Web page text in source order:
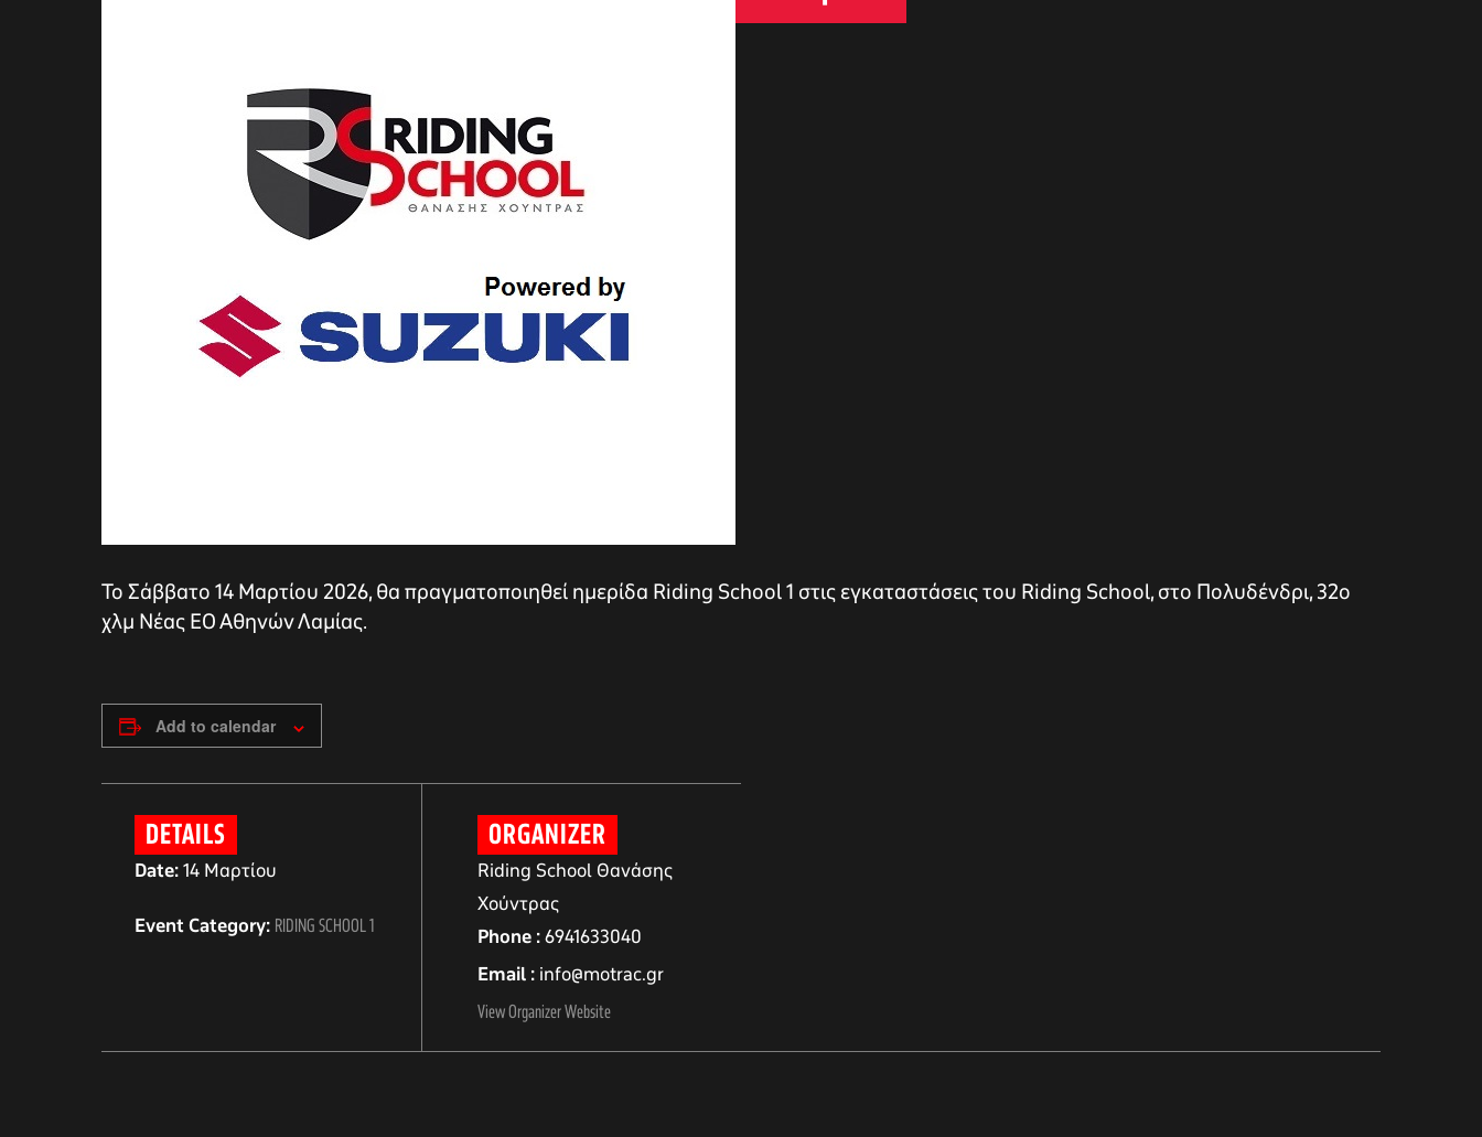
Το Σάββατο 14 Μαρτίου 2026, θα πραγματοποιηθεί ημερίδα Riding School 1 στις εγκαταστάσεις του Riding School, στο Πολυδένδρι, 32ο
χλμ Νέας ΕΟ Αθηνών Λαμίας.
Add to calendar
DETAILS
Date:14 Μαρτίου
Event Category: RIDING SCHOOL 1
ORGANIZER
Riding School Θανάσης
Χούντρας
Phone 6941633040
Email info@motrac.gr
View Organizer Website